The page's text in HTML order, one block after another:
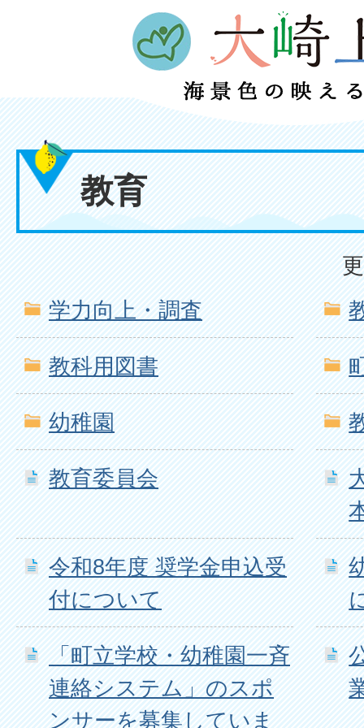
教育
学力向上・調査
教科用図書
幼稚園
教育委員会
令和8年度 奨学金申込受
付について
「町立学校・幼稚園一斉
連絡システム」のスポ
ンサーを募集していま